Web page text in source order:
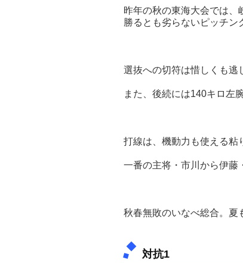
昨年の秋の東海大会では、
勝るとも劣らないピッチン
選抜への切符は惜しくも逃
また、後続には140キロ左
打線は、機動力も使える粘
一番の主将・市川から伊藤
秋春無敗のいなべ総合。夏
対抗1